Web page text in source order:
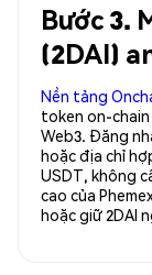
Bước 3.
(2DAI)
Nền tảng
token on-chain
Web3. Đăng
hoặc địa chỉ
USDT, không
cao của
hoặc giữ 2DAI